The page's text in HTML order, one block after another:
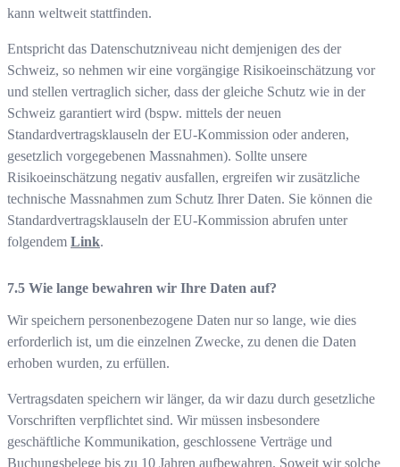
kann weltweit stattfinden.
Entspricht das Datenschutzniveau nicht demjenigen des der
Schweiz, so nehmen wir eine vorgängige Risikoeinschätzung vor
und stellen vertraglich sicher, dass der gleiche Schutz wie in der
Schweiz garantiert wird (bspw. mittels der neuen
Standardvertragsklauseln der EU-Kommission oder anderen,
gesetzlich vorgegebenen Massnahmen). Sollte unsere
Risikoeinschätzung negativ ausfallen, ergreifen wir zusätzliche
technische Massnahmen zum Schutz Ihrer Daten. Sie können die
Standardvertragsklauseln der EU-Kommission abrufen unter
folgendem Link.
Wie lange bewahren wir Ihre Daten auf?
Wir speichern personenbezogene Daten nur so lange, wie dies
erforderlich ist, um die einzelnen Zwecke, zu denen die Daten
erhoben wurden, zu erfüllen.
Vertragsdaten speichern wir länger, da wir dazu durch gesetzliche
Vorschriften verpflichtet sind. Wir müssen insbesondere
geschäftliche Kommunikation, geschlossene Verträge und
Buchungsbelege bis zu 10 Jahren aufbewahren. Soweit wir solche